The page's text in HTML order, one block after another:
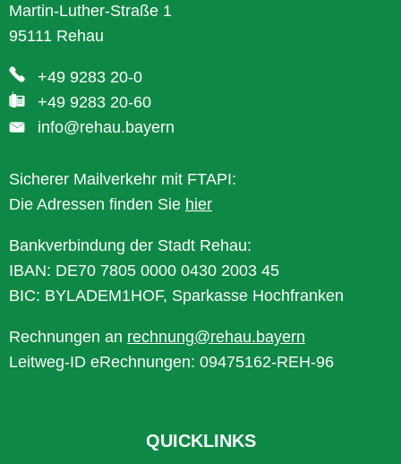
Martin-Luther-Straße 1
95111 Rehau
+49 9283 20-0
+49 9283 20-60
info@rehau.bayern
Sicherer Mailverkehr mit FTAPI:
Die Adressen finden Sie hier
Bankverbindung der Stadt Rehau:
IBAN: DE70 7805 0000 0430 2003 45
BIC: BYLADEM1HOF, Sparkasse Hochfranken
Rechnungen an rechnung@rehau.bayern
Leitweg-ID eRechnungen: 09475162-REH-96
QUICKLINKS